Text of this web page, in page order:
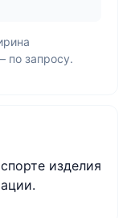
запросу.
изделия